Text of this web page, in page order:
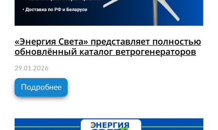
«Энергия Света» представляет полностью
обновлённый каталог ветрогенераторов
29.01.2026
Подробнее